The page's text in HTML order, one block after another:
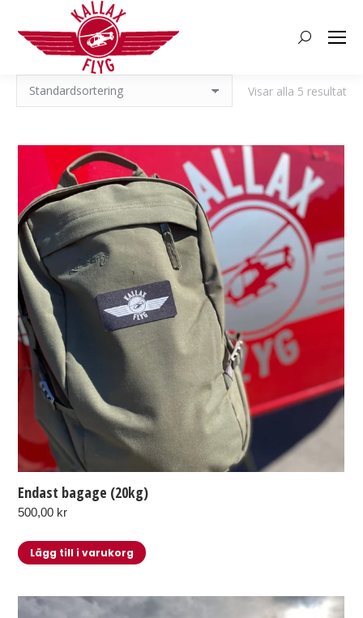
Search:
Visar alla 5 resultat
Endast bagage (20kg)
500,00 kr
Lägg till i varukorg